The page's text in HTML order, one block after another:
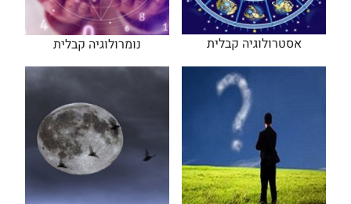
אסטרולוגיה קבלית נומרולוגיה קבלית